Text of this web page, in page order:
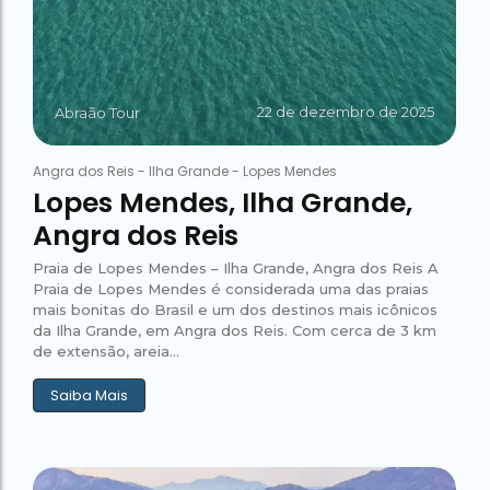
Abraão Tour 22 de dezembro de 2025
Angra dos Reis - Ilha Grande- Lopes Mendes
Lopes Mendes, Ilha Grande,
Angra dos Reis
Praia de Lopes Mendes – Ilha Grande, Angra dos Reis A
Praia de Lopes Mendes é considerada uma das praias
mais bonitas do Brasil e um dos destinos mais icônicos
da Ilha Grande, em Angra dos Reis. Com cerca de 3 km
de extensão, areia...
Saiba Mais